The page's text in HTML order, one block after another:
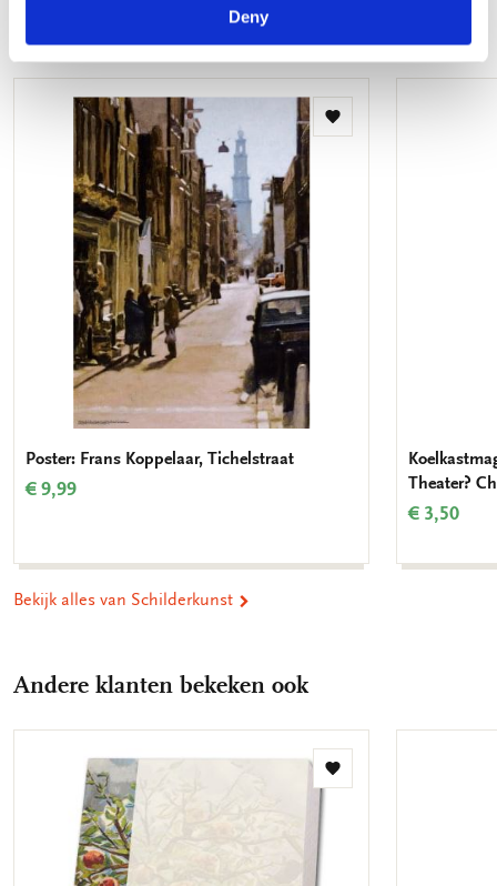
Deny
Toevoegen
Poster: Frans Koppelaar, Tichelstraat
€ 9,99
Theater?
€ 3,50
Bekijk alles van Schilderkunst
Andere klanten bekeken ook
Toevoegen